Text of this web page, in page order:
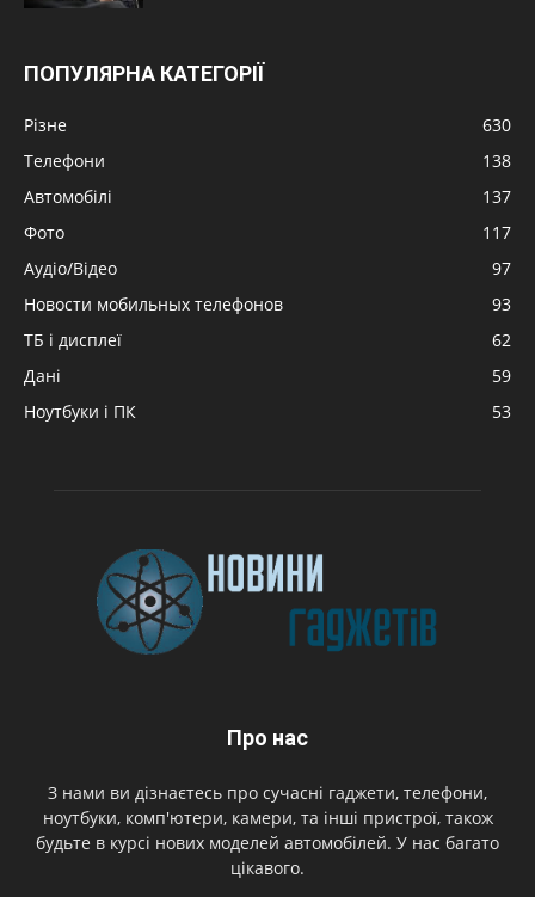
ПОПУЛЯРНА КАТЕГОРІЇ
Різне
630
Телефони
138
Автомобілі
137
Фото
117
Аудіо/Відео
97
Новости мобильных телефонов
93
ТБ і дисплеї
62
Дані
59
Ноутбуки і ПК
53
Про нас
З нами ви дізнаєтесь про сучасні гаджети, телефони,
ноутбуки, комп'ютери, камери, та інші пристрої, також
будьте в курсі нових моделей автомобілей. У нас багато
цікавого.